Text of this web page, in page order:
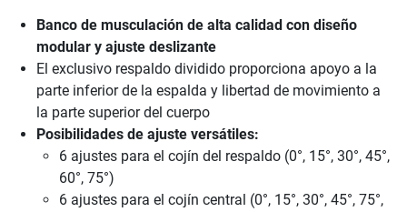
Banco de musculación de alta calidad con diseño
modular y ajuste deslizante
El exclusivo respaldo dividido proporciona apoyo a la
parte inferior de la espalda y libertad de movimiento a
la parte superior del cuerpo
Posibilidades de ajuste versátiles:
6 ajustes para el cojín del respaldo (0°, 15°, 30°, 45°,
60°, 75°)
6 ajustes para el cojín central (0°, 15°, 30°, 45°, 75°,